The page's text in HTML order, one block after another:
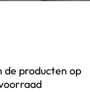
de producten op